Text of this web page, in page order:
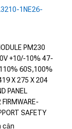
1NE26-
PM230
+10/-10% 47-
110% 60S,100%
X 275 X 204
PANEL
SAFETY
cận